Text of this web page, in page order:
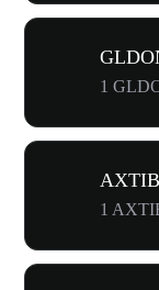
1
AXTIB
1